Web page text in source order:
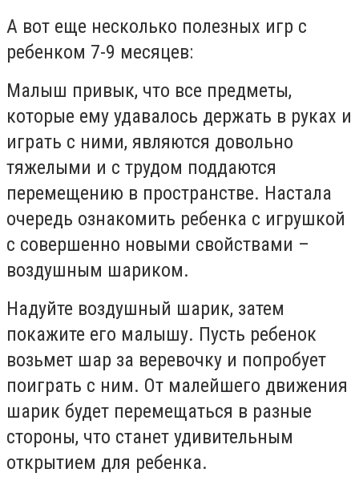
А вот еще несколько полезных игр с
ребенком 7-9 месяцев:
Малыш привык, что все предметы,
которые ему удавалось держать в руках и
играть с ними, являются довольно
тяжелыми и с трудом поддаются
перемещению в пространстве. Настала
очередь ознакомить ребенка с игрушкой
с совершенно новыми свойствами –
воздушным шариком.
Надуйте воздушный шарик, затем
покажите его малышу. Пусть ребенок
возьмет шар за веревочку и попробует
поиграть с ним. От малейшего движения
шарик будет перемещаться в разные
стороны, что станет удивительным
открытием для ребенка.